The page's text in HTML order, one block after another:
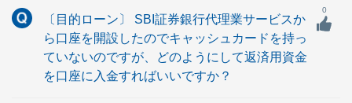
〔目的ローン〕 SBI証券銀行代理業サービスか
ら口座を開設したのでキャッシュカードを持っ
ていないのですが、どのようにして返済用資金
を口座に入金すればいいですか？
0